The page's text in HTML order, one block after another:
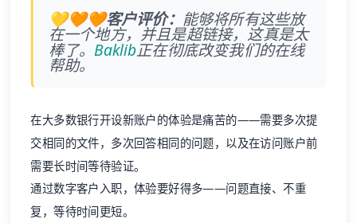
💛🧡🧡客户评价： 能够将所有这些放
在一个地方，并且是超链接，这真是太
棒了。 Baklib正在彻底改变我们的在线
帮助。
在大多数银行开设新账户的体验是痛苦的——需要多次提
交相同的文件，多次回答相同的问题，以及在访问账户前
需要长时间等待验证。
通过数字客户入职，体验要好得多——问题直接、不重
复，等待时间更短。